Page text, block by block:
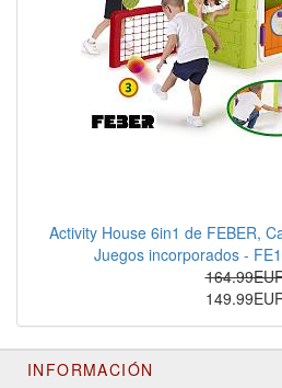
Activity House 6in1 de FEBER,
Juegos incorporados -
INFORMACIÓN